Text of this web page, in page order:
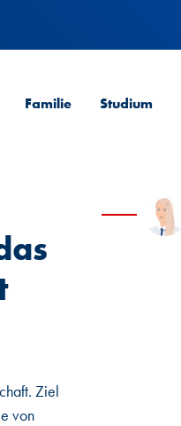
Familie Studium
Ziel
von